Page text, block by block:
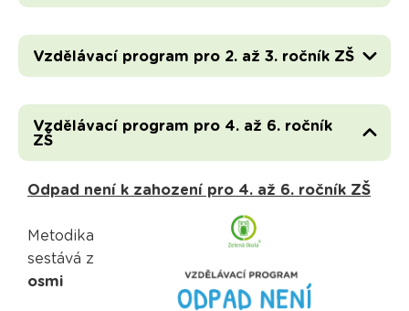
Vzdělávací program pro 2. až 3. ročník ZŠ
Vzdělávací program pro 4. až 6. ročník
ZŠ
Odpad není k zahození pro 4. až 6. ročník ZŠ
Metodika
sestává z
osmi